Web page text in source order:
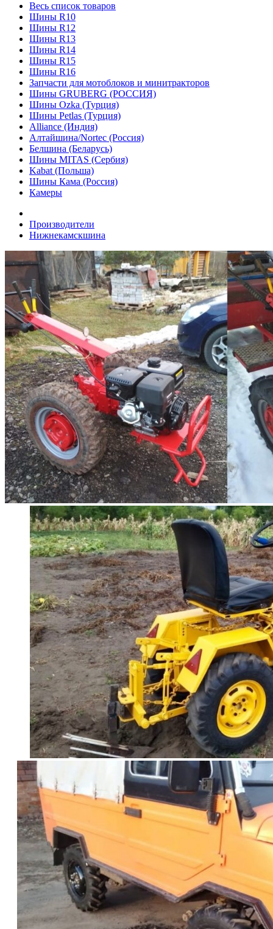
Весь список товаров
Шины R10
Шины R12
Шины R13
Шины R14
Шины R15
Шины R16
Запчасти для мотоблоков и минитракторов
Шины GRUBERG (РОССИЯ)
Шины Ozka (Турция)
Шины Petlas (Турция)
Alliance (Индия)
Алтайшина/Nortec (Россия)
Белшина (Беларусь)
Шины MITAS (Сербия)
Kabat (Польша)
Шины Кама (Россия)
Камеры
Производители
Нижнекамскшина